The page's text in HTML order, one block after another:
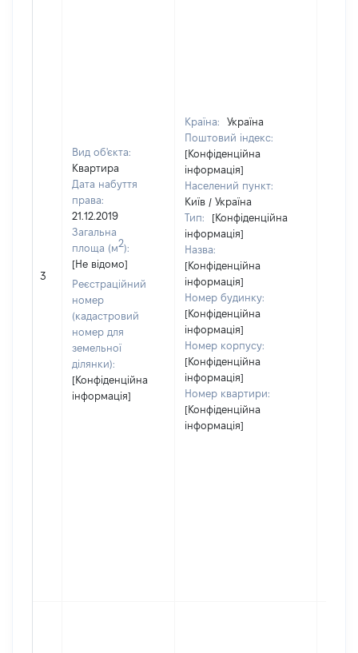
3
Вид об'єкта:
Квартира
Дата набуття
права:
21.12.2019
Загальна
площа (м2):
[Не відомо]
Реєстраційний
номер
(кадастровий
номер для
земельної
ділянки):
[Конфіденційна
інформація]
Країна:
Україна
Поштовий індекс:
[Конфіденційна
інформація]
Населений пункт:
Київ / Україна
Тип:
[Конфіденційна
інформація]
Назва:
[Конфіденційна
інформація]
Номер будинку:
[Конфіденційна
інформація]
Номер корпусу:
[Конфіденційна
інформація]
Номер квартири:
[Конфіденційна
інформація]